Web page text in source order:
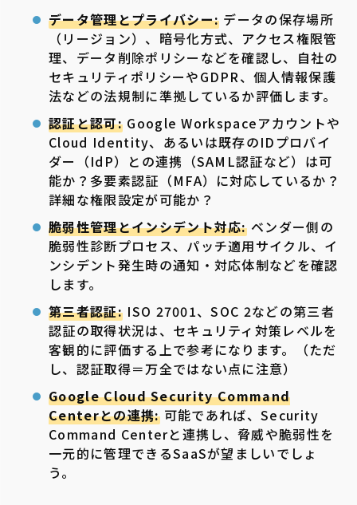
データ管理とプライバシー: データの保存場所
（リージョン）、暗号化方式、アクセス権限管
理、データ削除ポリシーなどを確認し、自社の
セキュリティポリシーやGDPR、個人情報保護
法などの法規制に準拠しているか評価します。
認証と認可:Google Workspaceアカウントや
Cloud Identity、あるいは既存のIDプロバイ
ダー（IdP）との連携（SAML認証など）は可
能か？多要素認証（MFA）に対応しているか？
詳細な権限設定が可能か？
脆弱性管理とインシデント対応:ベンダー側の
脆弱性診断プロセス、パッチ適用サイクル、イ
ンシデント発生時の通知・対応体制などを確認
します。
第三者認証:ISO 27001、SOC 2などの第三者
認証の取得状況は、セキュリティ対策レベルを
客観的に評価する上で参考になります。（ただ
し、認証取得＝万全ではない点に注意）
Google Cloud Security Command
Centerとの連携:可能であれば、Security
Command Centerと連携し、脅威や脆弱性を
一元的に管理できるSaaSが望ましいでしょ
う。